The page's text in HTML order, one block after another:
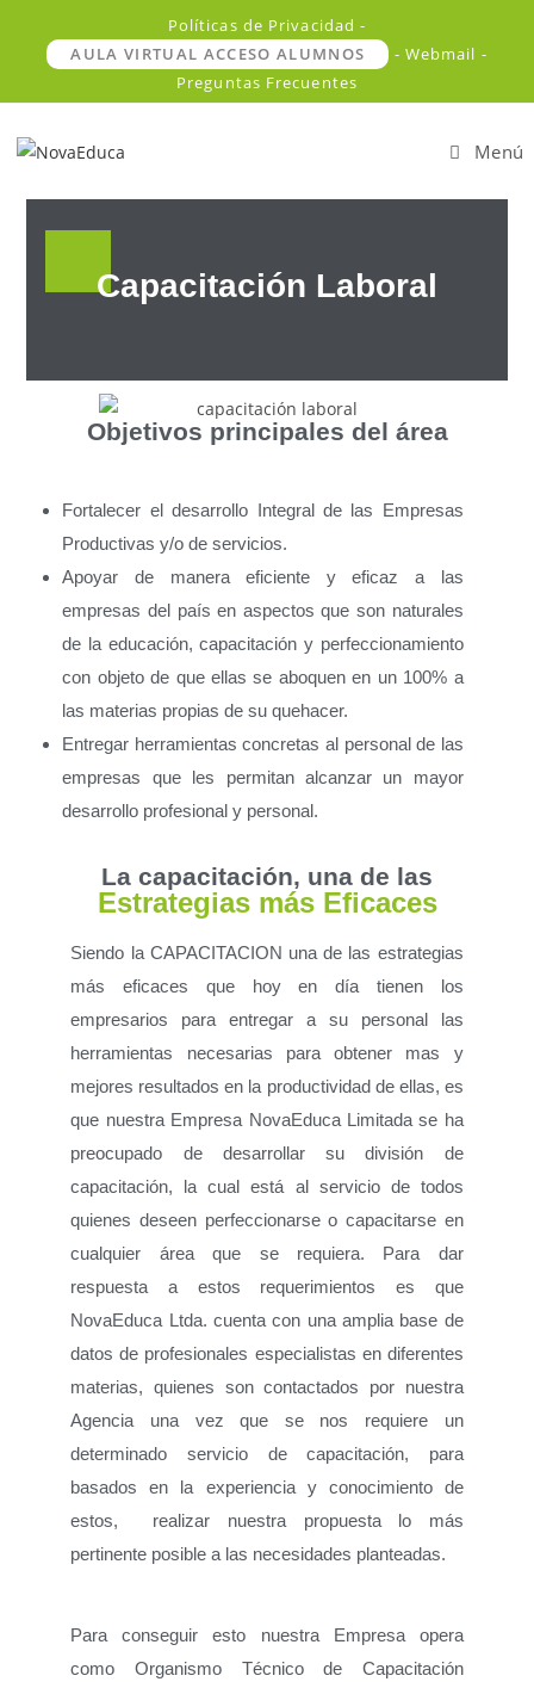
Políticas de Privacidad -
AULA VIRTUAL ACCESO ALUMNOS
- Webmail -
Preguntas Frecuentes
Menú
Capacitación Laboral
Objetivos principales del área
Fortalecer el desarrollo Integral de las Empresas
Productivas y/o de servicios.
Apoyar de manera eficiente y eficaz a las
empresas del país en aspectos que son naturales
de la educación, capacitación y perfeccionamiento
con objeto de que ellas se aboquen en un 100% a
las materias propias de su quehacer.
Entregar herramientas concretas al personal de las
empresas que les permitan alcanzar un mayor
desarrollo profesional y personal.
La capacitación, una de las
Estrategias más Eficaces
Siendo la CAPACITACION una de las estrategias
más eficaces que hoy en día tienen los
empresarios para entregar a su personal las
herramientas necesarias para obtener mas y
mejores resultados en la productividad de ellas, es
que nuestra Empresa NovaEduca Limitada se ha
preocupado de desarrollar su división de
capacitación, la cual está al servicio de todos
quienes deseen perfeccionarse o capacitarse en
cualquier área que se requiera. Para dar
respuesta a estos requerimientos es que
NovaEduca Ltda. cuenta con una amplia base de
datos de profesionales especialistas en diferentes
materias, quienes son contactados por nuestra
Agencia una vez que se nos requiere un
determinado servicio de capacitación, para
basados en la experiencia y conocimiento de
estos, realizar nuestra propuesta lo más
pertinente posible a las necesidades planteadas.
Para conseguir esto nuestra Empresa opera
como Organismo Técnico de Capacitación